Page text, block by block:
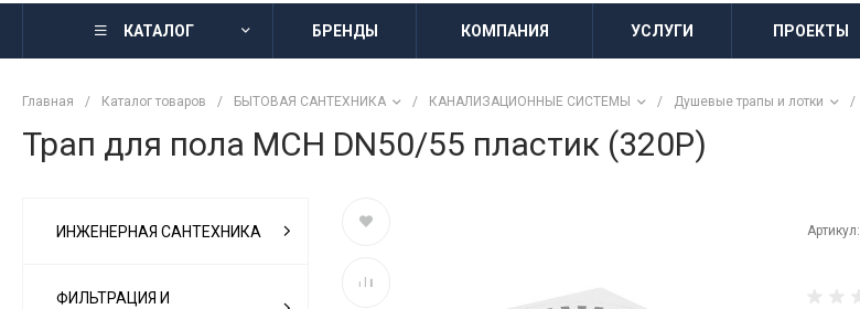
КАТАЛОГ БРЕНДЫ КОМПАНИЯ УСЛУГИ ПРОЕКТЫ
Главная / Каталог товаров / БЫТОВАЯ САНТЕХНИКА / КАНАЛИЗАЦИОННЫЕ СИСТЕМЫ / Душевые трапы и лотки /
Трап для пола MCH DN50/55 пластик (320P)
ИНЖЕНЕРНАЯ САНТЕХНИКА
ФИЛЬТРАЦИЯ И
Артикул: